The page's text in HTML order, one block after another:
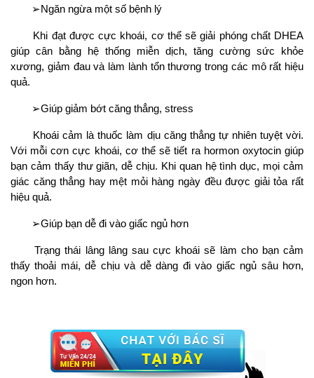
➢Ngăn ngừa một số bệnh lý
Khi đạt được cực khoái, cơ thể sẽ giải phóng chất DHEA
giúp cân bằng hệ thống miễn dịch, tăng cường sức khỏe
xương, giảm đau và làm lành tổn thương trong các mô rất hiệu
quả.
➢Giúp giảm bớt căng thẳng, stress
Khoái cảm là thuốc làm dịu căng thẳng tự nhiên tuyệt vời.
Với mỗi cơn cực khoái, cơ thể sẽ tiết ra hormon oxytocin giúp
bạn cảm thấy thư giãn, dễ chịu. Khi quan hệ tình dục, mọi cảm
giác căng thẳng hay mệt mỏi hàng ngày đều được giải tỏa rất
hiệu quả.
➢Giúp bạn dễ đi vào giấc ngủ hơn
Trạng thái lâng lâng sau cực khoái sẽ làm cho bạn cảm
thấy thoải mái, dễ chịu và dễ dàng đi vào giấc ngủ sâu hơn,
ngon hơn.